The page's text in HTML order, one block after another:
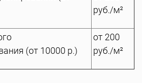
руб./м²
(от 10000 р.)
от 200
руб./м²